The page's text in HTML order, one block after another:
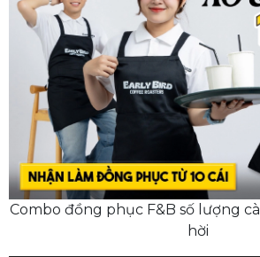
Combo đồng phục F&B số lượng
hời